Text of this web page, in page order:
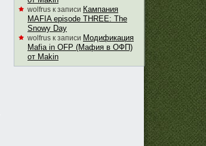
wolfrus к записи Кампания
MAFIA episode THREE: The
Snowy Day
wolfrus к записи Модификация
Mafia in OFP (Мафия в ОФП)
от Makin